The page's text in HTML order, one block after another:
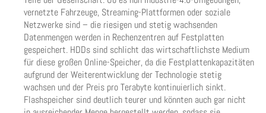
vernetzte Fahrzeuge, Streaming-Plattformen oder soziale
Netzwerke sind – die riesigen und stetig wachsenden
Datenmengen werden in Rechenzentren auf Festplatten
gespeichert. HDDs sind schlicht das wirtschaftlichste Medium
für diese großen Online-Speicher, da die Festplattenkapazitäten
aufgrund der Weiterentwicklung der Technologie stetig
wachsen und der Preis pro Terabyte kontinuierlich sinkt.
Flashspeicher sind deutlich teurer und könnten auch gar nicht